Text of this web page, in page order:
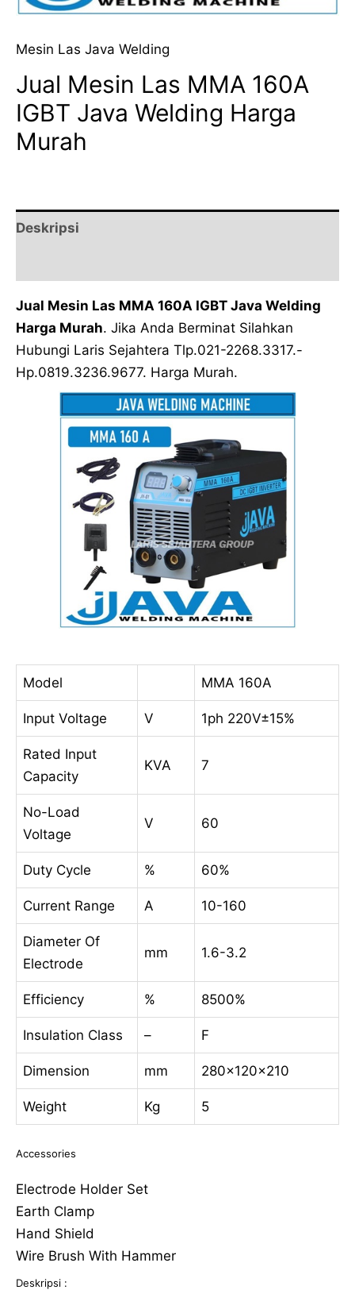
Mesin Las Java Welding
Jual Mesin Las MMA 160A
IGBT Java Welding Harga
Murah
Deskripsi
Jual Mesin Las MMA 160A IGBT Java Welding
Harga Murah. Jika Anda Berminat Silahkan
Hubungi Laris Sejahtera Tlp.021-2268.3317.-
Hp.0819.3236.9677. Harga Murah.
Model MMA 160A
Input Voltage V 1ph 220V±15%
Rated Input
Capacity
KVA 7
No-Load
Voltage
V 60
Duty Cycle % 60%
Current Range A 10-160
Diameter Of
Electrode
mm 1.6-3.2
Efficiency % 8500%
Insulation Class – F
Dimension mm 280x120x210
Weight Kg 5
Accessories
Electrode Holder Set
Earth Clamp
Hand Shield
Wire Brush With Hammer
Deskripsi :